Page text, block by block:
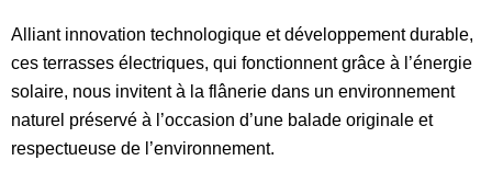
Alliant innovation technologique et développement durable,
ces terrasses électriques, qui fonctionnent grâce à l’énergie
solaire, nous invitent à la flânerie dans un environnement
naturel préservé à l’occasion d’une balade originale et
respectueuse de l’environnement.